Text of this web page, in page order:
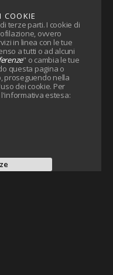
COOKIE
terze parti. I cookie di
ovvero
in linea con le tue
a tutti o ad alcuni
" o cambia le tue
questa pagina o
proseguendo nella
dei cookie. Per
estesa: